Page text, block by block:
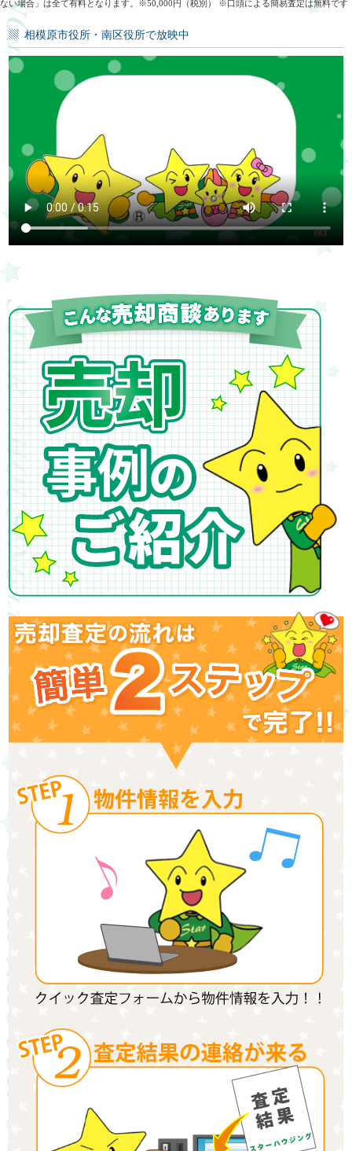
ない場合」は全て有料となります。※50,000円（税別） ※口頭による簡易査定は無料です
相模原市役所・南区役所で放映中